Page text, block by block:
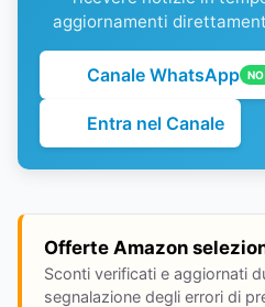
aggiornamenti
Canale WhatsApp
Entra nel Canale
Offerte Amazon
Sconti verificati e aggiornati
segnalazione degli errori di